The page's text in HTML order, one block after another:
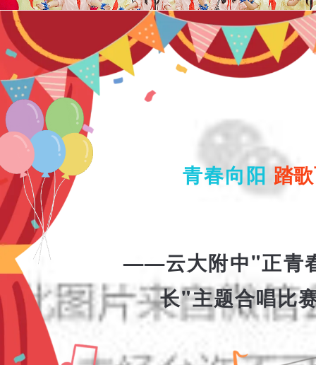
青春向阳 踏
——云大附中"正青
长"主题合唱比